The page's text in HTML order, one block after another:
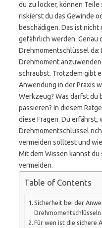
du zu locker, können
riskierst du das Gewinde
beschädigen. Das ist
gefährlich werden. Genau
Drehmomentschlüssel da:
Drehmoment
schraubst. Trotzdem gibt
Anwendung in der Praxis
Werkzeug? Was darfst du
passieren? In diesem
diese Fragen. Du erfährst,
Drehmomentschlüssel
vermeiden solltest und
Mit dem Wissen kannst
vermeiden.
Table of Contents
Sicherheit bei der
Drehmomentschlüsseln
Für wen ist die sichere